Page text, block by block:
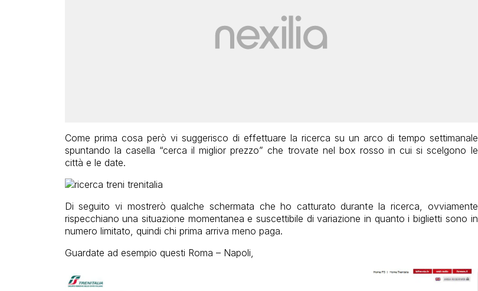
Come prima cosa però vi suggerisco di effettuare la ricerca su un arco di tempo settimanale
spuntando la casella “cerca il miglior prezzo” che trovate nel box rosso in cui si scelgono le
città e le date.
Di seguito vi mostrerò qualche schermata che ho catturato durante la ricerca, ovviamente
rispecchiano una situazione momentanea e suscettibile di variazione in quanto i biglietti sono in
numero limitato, quindi chi prima arriva meno paga.
Guardate ad esempio questi Roma – Napoli,